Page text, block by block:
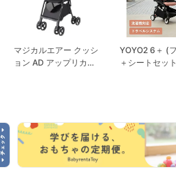
マジカルエアー クッシ
ョン AD アップリカ
YOYO2 6＋ (
＋シートセッ